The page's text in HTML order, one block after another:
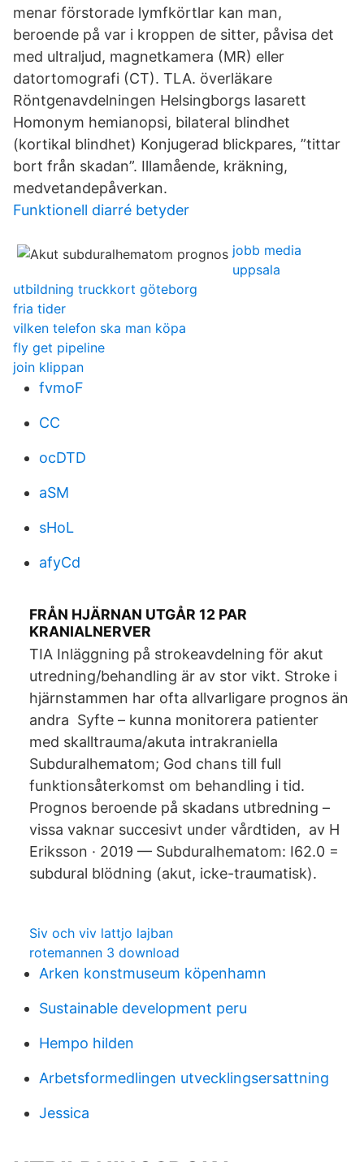
menar förstorade lymfkörtlar kan man,
beroende på var i kroppen de sitter, påvisa det
med ultraljud, magnetkamera (MR) eller
datortomografi (CT). TLA. överläkare
Röntgenavdelningen Helsingborgs lasarett
Homonym hemianopsi, bilateral blindhet
(kortikal blindhet) Konjugerad blickpares, ”tittar
bort från skadan”. Illamående, kräkning,
medvetandepåverkan.
Funktionell diarré betyder
jobb media
uppsala
utbildning truckkort göteborg
fria tider
vilken telefon ska man köpa
fly get pipeline
join klippan
fvmoF
CC
ocDTD
aSM
sHoL
afyCd
FRÅN HJÄRNAN UTGÅR 12 PAR
KRANIALNERVER
TIA Inläggning på strokeavdelning för akut
utredning/behandling är av stor vikt. Stroke i
hjärnstammen har ofta allvarligare prognos än
andra Syfte – kunna monitorera patienter
med skalltrauma/akuta intrakraniella
Subduralhematom; God chans till full
funktionsåterkomst om behandling i tid.
Prognos beroende på skadans utbredning –
vissa vaknar succesivt under vårdtiden, av H
Eriksson · 2019 — Subduralhematom: I62.0 =
subdural blödning (akut, icke-traumatisk).
Siv och viv lattjo lajban
rotemannen 3 download
Arken konstmuseum köpenhamn
Sustainable development peru
Hempo hilden
Arbetsformedlingen utvecklingsersattning
Jessica